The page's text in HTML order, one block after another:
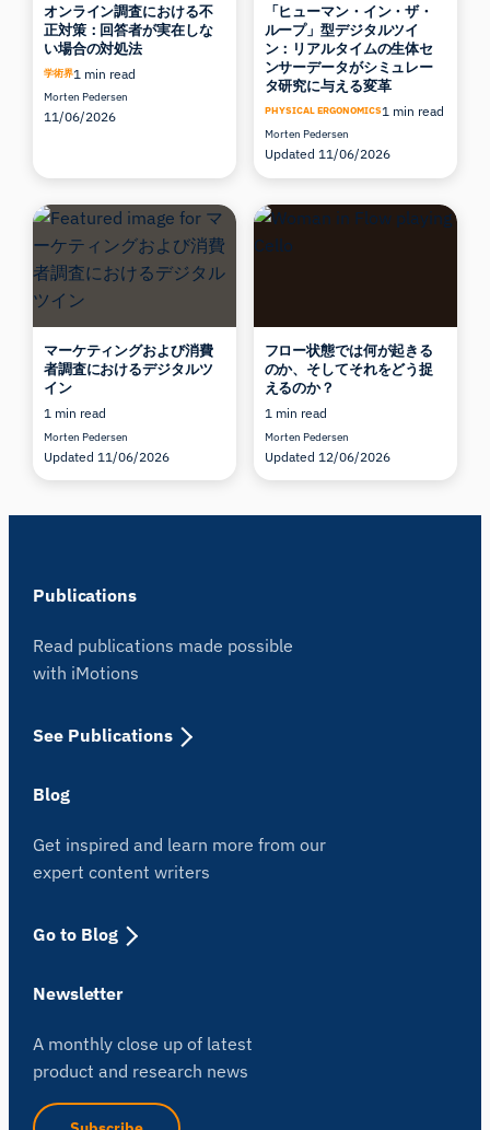
オンライン調査における不
正対策：回答者が実在しな
い場合の対処法
学術界1 min read
Morten Pedersen
11/06/2026
「ヒューマン・イン・ザ・
ループ」型デジタルツイ
ン：リアルタイムの生体セ
ンサーデータがシミュレー
タ研究に与える変革
PHYSICAL ERGONOMICS1 min read
Morten Pedersen
Updated 11/06/2026
マーケティングおよび消費
者調査におけるデジタルツ
イン
1 min read
Morten Pedersen
Updated 11/06/2026
フロー状態では何が起きる
のか、そしてそれをどう捉
えるのか？
1 min read
Morten Pedersen
Updated 12/06/2026
Publications
Read publications made possible
with iMotions
See Publications
Blog
Get inspired and learn more from our
expert content writers
Go to Blog
Newsletter
A monthly close up of latest
product and research news